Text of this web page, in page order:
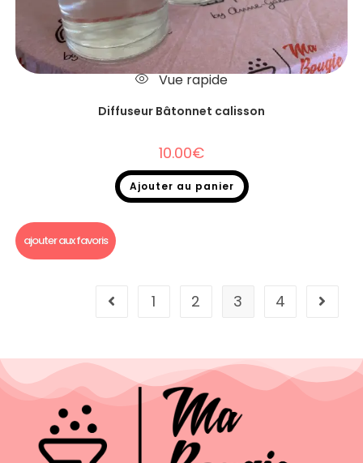
Vue rapide
Diffuseur Bâtonnet calisson
10.00€
Ajouter au panier
ajouter aux favoris
1 2 3 4